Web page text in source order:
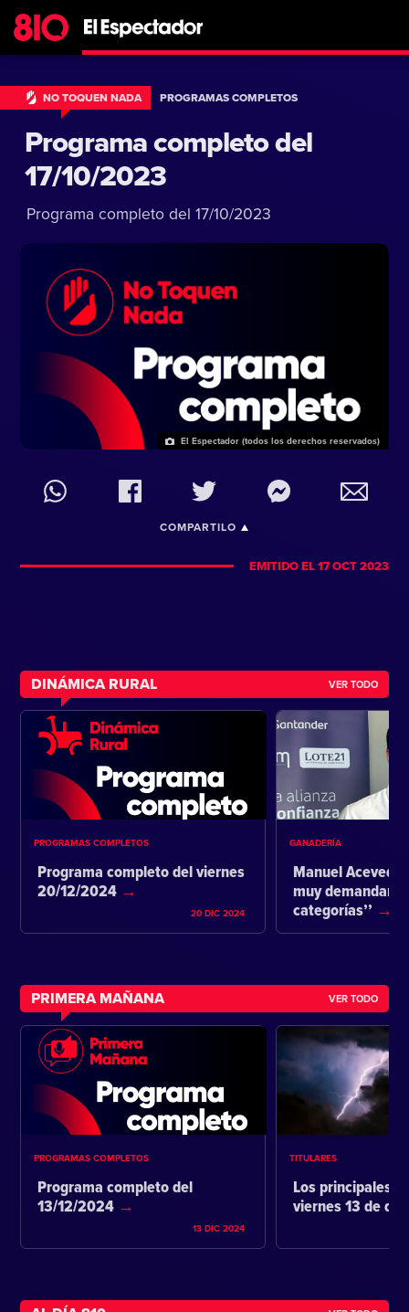
NO TOQUEN NADA PROGRAMAS COMPLETOS
Programa completo del
17/10/2023
Programa completo del 17/10/2023
El Espectador (todos los derechos reservados)
COMPARTILO
EMITIDO EL 17 OCT 2023
DINÁMICA RURAL VER TODO
PROGRAMAS COMPLETOS
Programa completo del viernes
20/12/2024
20 DIC 2024
GANADERÍA
Manuel
muy
categorías’’
PRIMERA MAÑANA VER TODO
PROGRAMAS COMPLETOS
Programa completo del
13/12/2024
13 DIC 2024
TITULARES
Los principales
viernes 13 de